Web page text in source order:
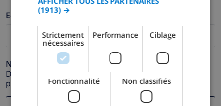
E-mail *
Numéro de téléphone *
Dans le cas où votre adresse e-mail ne fonctionnerait
pas correctement.
DANISH
(1913) →
Strictement
nécessaires
Performance Ciblage
Fonctionnalité Non classifiés